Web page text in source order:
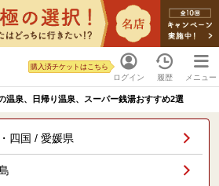
ログイン
購入済チケットはこちら
履歴 メニュー
温泉、日帰り温泉、スーパー銭湯おすすめ2選
四国 / 愛媛県